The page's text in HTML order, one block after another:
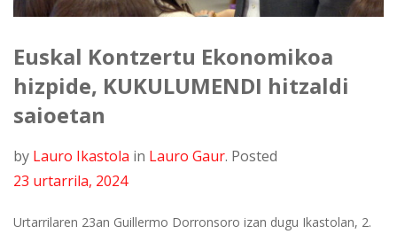
Euskal Kontzertu Ekonomikoa
hizpide, KUKULUMENDI hitzaldi
saioetan
by Lauro Ikastola in Lauro Gaur. Posted
23 urtarrila, 2024
Urtarrilaren 23an Guillermo Dorronsoro izan dugu Ikastolan, 2.